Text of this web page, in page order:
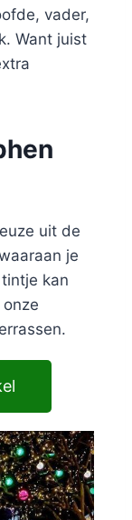
vader,
Want juist
uit de
je
kan